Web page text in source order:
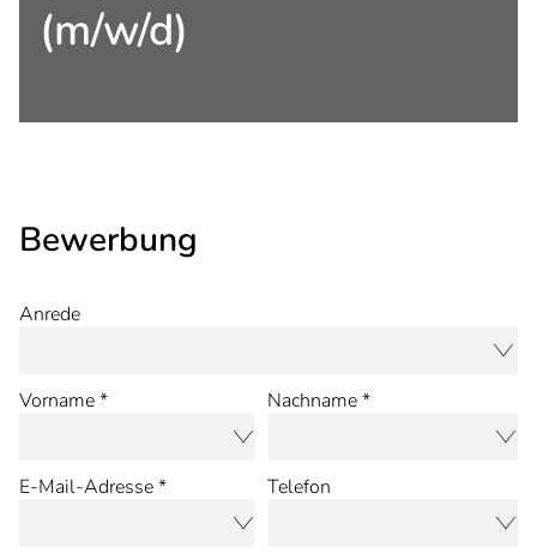
(m/w/d)
Bewerbung
Anrede
Vorname * Nachname *
E-Mail-Adresse * Telefon